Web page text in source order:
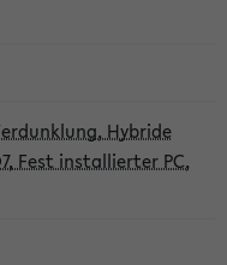
Hybride
Fest installierter PC,